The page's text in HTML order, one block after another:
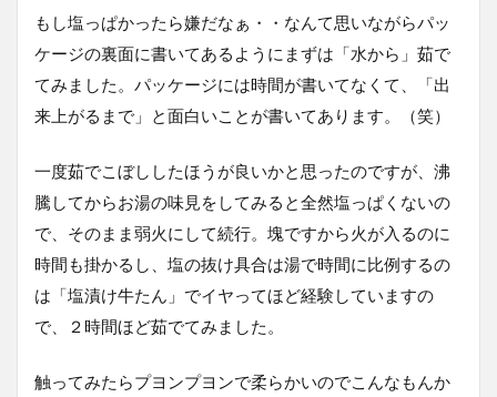
もし塩っぱかったら嫌だなぁ・・なんて思いながらパッ
ケージの裏面に書いてあるようにまずは「水から」茹で
てみました。パッケージには時間が書いてなくて、「出
来上がるまで」と面白いことが書いてあります。（笑）
一度茹でこぼししたほうが良いかと思ったのですが、沸
騰してからお湯の味見をしてみると全然塩っぱくないの
で、そのまま弱火にして続行。塊ですから火が入るのに
時間も掛かるし、塩の抜け具合は湯で時間に比例するの
は「塩漬け牛たん」でイヤってほど経験していますの
で、２時間ほど茹でてみました。
触ってみたらプヨンプヨンで柔らかいのでこんなもんか